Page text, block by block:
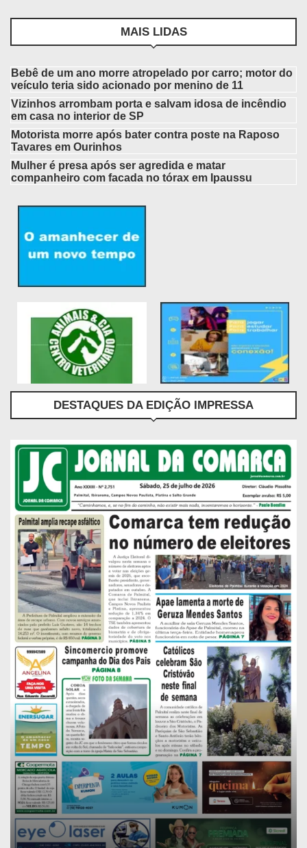
MAIS LIDAS
Bebê de um ano morre atropelado por carro; motor do
veículo teria sido acionado por menino de 11
Vizinhos arrombam porta e salvam idosa de incêndio
em casa no interior de SP
Motorista morre após bater contra poste na Raposo
Tavares em Ourinhos
Mulher é presa após ser agredida e matar
companheiro com facada no tórax em Ipaussu
DESTAQUES DA EDIÇÃO IMPRESSA